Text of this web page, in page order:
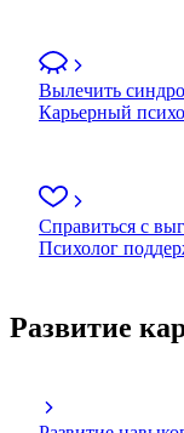
Вылечить
Карьерный
Справиться с
Психолог
Развитие